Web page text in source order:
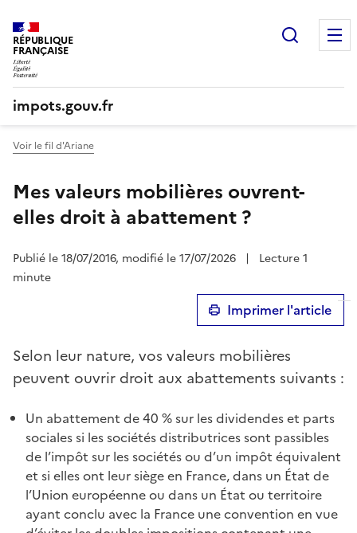
RÉPUBLIQUE
FRANÇAISE
impots.gouv.fr
Voir le fil d'Ariane
Mes valeurs mobilières ouvrent-
elles droit à abattement ?
Publié le 18/07/2016, modifié le 17/07/2026 |
Lecture 1
minute
Imprimer l'article
Selon leur nature, vos valeurs mobilières
peuvent ouvrir droit aux abattements suivants :
Un abattement de 40 % sur les dividendes et parts
sociales si les sociétés distributrices sont passibles
de l’impôt sur les sociétés ou d’un impôt équivalent
et si elles ont leur siège en France, dans un État de
l’Union européenne ou dans un État ou territoire
ayant conclu avec la France une convention en vue